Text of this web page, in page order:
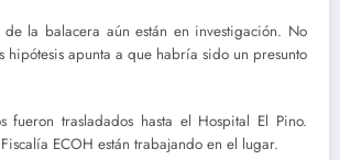
de la balacera aún están en investigación. No
hipótesis apunta a que habría sido un presunto
fueron trasladados hasta el Hospital El Pino.
ECOH están trabajando en el lugar.